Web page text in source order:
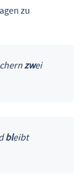
zu
zwei
bleibt